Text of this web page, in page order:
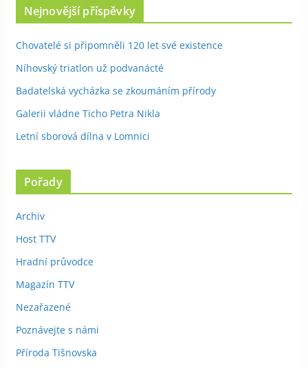
Nejnovější příspěvky
Chovatelé si připomněli 120 let své existence
Níhovský triatlon už podvanácté
Badatelská vycházka se zkoumáním přírody
Galerii vládne Ticho Petra Nikla
Letní sborová dílna v Lomnici
Pořady
Archiv
Host TTV
Hradní průvodce
Magazín TTV
Nezařazené
Poznávejte s námi
Příroda Tišnovska